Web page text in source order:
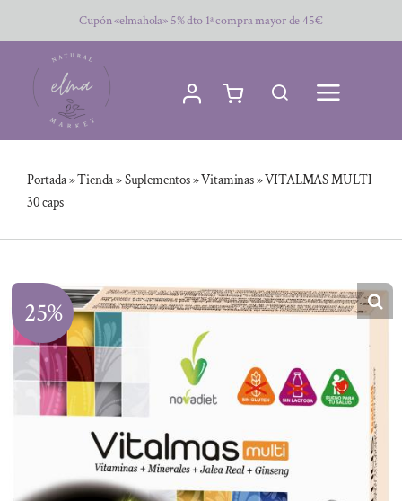
al
contenido
Cupón «elmahola» 5% dto 1ª compra mayor de 45€
Portada»Tienda»Suplementos»Vitaminas»VITALMAS MULTI
30 caps
25%